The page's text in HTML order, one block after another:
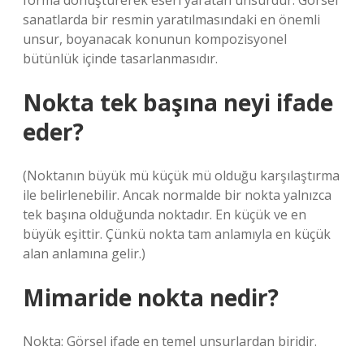
sanatlarda bir resmin yaratılmasındaki en önemli
unsur, boyanacak konunun kompozisyonel
bütünlük içinde tasarlanmasıdır.
Nokta tek başına neyi ifade
eder?
(Noktanın büyük mü küçük mü olduğu karşılaştırma
ile belirlenebilir. Ancak normalde bir nokta yalnızca
tek başına olduğunda noktadır. En küçük ve en
büyük eşittir. Çünkü nokta tam anlamıyla en küçük
alan anlamına gelir.)
Mimaride nokta nedir?
Nokta: Görsel ifade en temel unsurlardan biridir.